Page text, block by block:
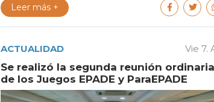
Leer más +
ACTUALIDAD Vie 7.
Se realizó la segunda reunión ordinaria
de los Juegos EPADE y ParaEPADE